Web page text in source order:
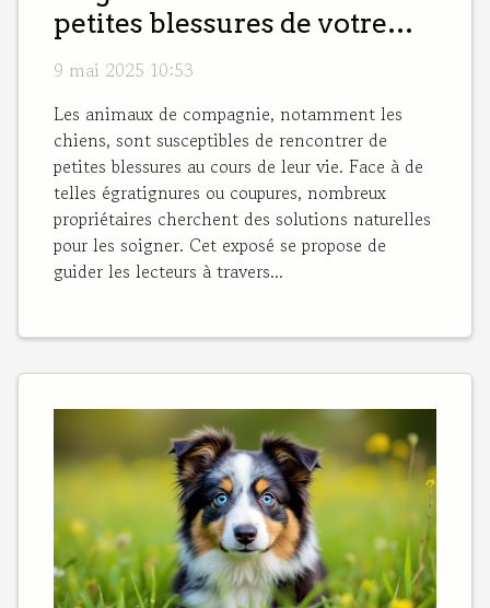
petites blessures de votre
chien
9 mai 2025 10:53
Les animaux de compagnie, notamment les
chiens, sont susceptibles de rencontrer de
petites blessures au cours de leur vie. Face à de
telles égratignures ou coupures, nombreux
propriétaires cherchent des solutions naturelles
pour les soigner. Cet exposé se propose de
guider les lecteurs à travers...